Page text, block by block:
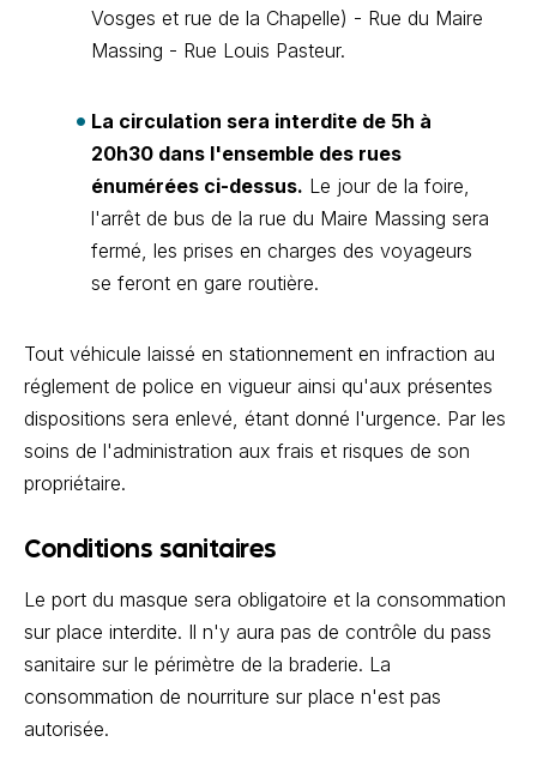
Vosges et rue de la Chapelle) - Rue du Maire
Massing - Rue Louis Pasteur.
La circulation sera interdite de 5h à
20h30 dans l'ensemble des rues
énumérées ci-dessus. Le jour de la foire,
l'arrêt de bus de la rue du Maire Massing sera
fermé, les prises en charges des voyageurs
se feront en gare routière.
Tout véhicule laissé en stationnement en infraction au
réglement de police en vigueur ainsi qu'aux présentes
dispositions sera enlevé, étant donné l'urgence. Par les
soins de l'administration aux frais et risques de son
propriétaire.
Conditions sanitaires
Le port du masque sera obligatoire et la consommation
sur place interdite. Il n'y aura pas de contrôle du pass
sanitaire sur le périmètre de la braderie. La
consommation de nourriture sur place n'est pas
autorisée.